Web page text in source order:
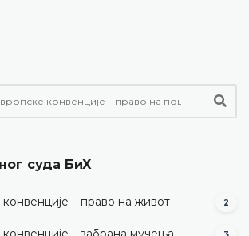
суда БиХ
– право на живот 2